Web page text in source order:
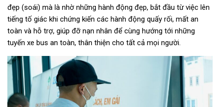
đẹp (soái) mà là nhờ những hành động đẹp, bắt đầu từ việc lên
tiếng tố giác khi chứng kiến các hành động quấy rối, mất an
toàn và hỗ trợ, giúp đỡ nạn nhân để cùng hướng tới những
tuyến xe bus an toàn, thân thiện cho tất cả mọi người.